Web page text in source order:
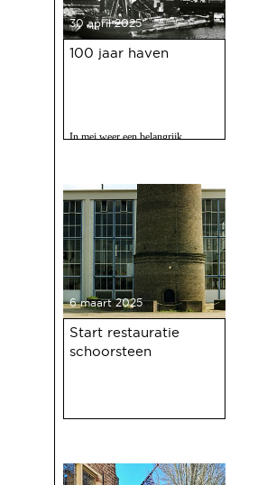
30 april 2025
100 jaar haven
In mei weer een belangrijk
haven 100 jaar bestaat.
6 maart 2025
Start restauratie
schoorsteen